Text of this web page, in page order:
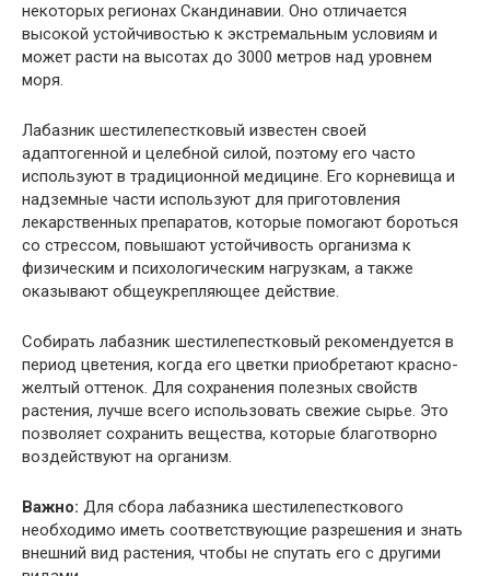
некоторых регионах Скандинавии. Оно отличается
высокой устойчивостью к экстремальным условиям и
может расти на высотах до 3000 метров над уровнем
моря.
Лабазник шестилепестковый известен своей
адаптогенной и целебной силой, поэтому его часто
используют в традиционной медицине. Его корневища и
надземные части используют для приготовления
лекарственных препаратов, которые помогают бороться
со стрессом, повышают устойчивость организма к
физическим и психологическим нагрузкам, а также
оказывают общеукрепляющее действие.
Собирать лабазник шестилепестковый рекомендуется в
период цветения, когда его цветки приобретают красно-
желтый оттенок. Для сохранения полезных свойств
растения, лучше всего использовать свежие сырье. Это
позволяет сохранить вещества, которые благотворно
воздействуют на организм.
Важно: Для сбора лабазника шестилепесткового
необходимо иметь соответствующие разрешения и знать
внешний вид растения, чтобы не спутать его с другими